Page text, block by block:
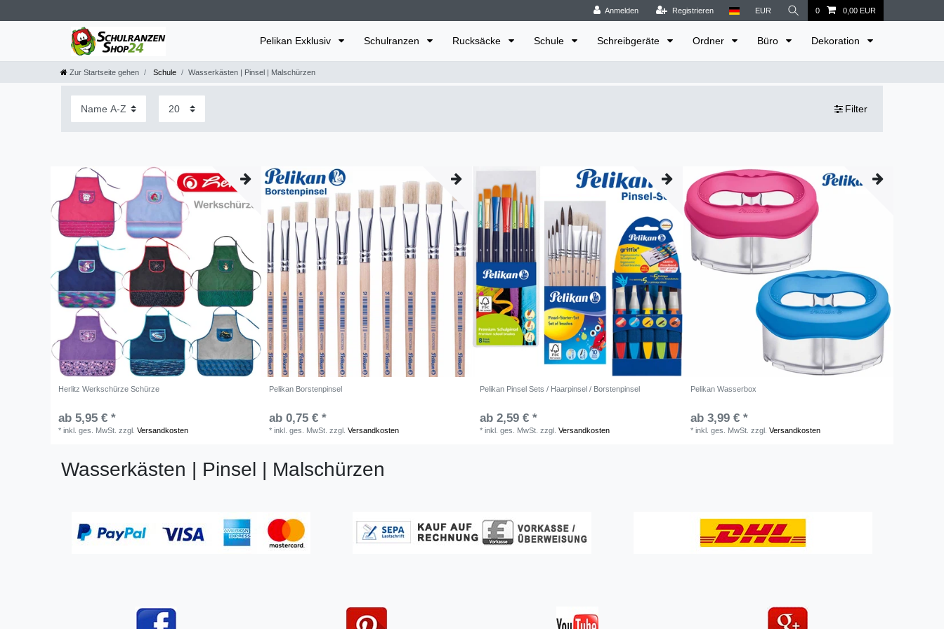
Anmelden Registrieren EUR 0 0,00 EUR
Pelikan Exklusiv Schulranzen Rucksäcke Schule Schreibgeräte Ordner Büro Dekoration
Zur Startseite gehen Schule Wasserkästen | Pinsel | Malschürzen
Filter
Herlitz Werkschürze Schürze
ab 5,95 € *
*inkl. ges. MwSt. zzgl.Versandkosten
Pelikan Borstenpinsel
ab 0,75 € *
*inkl. ges. MwSt. zzgl.Versandkosten
Pelikan Pinsel Sets / Haarpinsel / Borstenpinsel
ab 2,59 € *
*inkl. ges. MwSt. zzgl.Versandkosten
Pelikan Wasserbox
ab 3,99 € *
*inkl. ges. MwSt. zzgl.Versandkosten
Wasserkästen | Pinsel | Malschürzen